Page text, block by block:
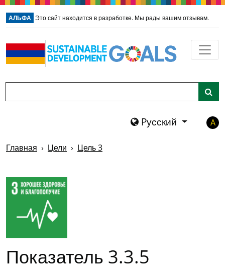
Перейти к главному
АЛЬФА Это сайт находится в разработке. Мы рады вашим отзывам.
Pусский A
Главная Цели Цель 3
Показатель 3.3.5